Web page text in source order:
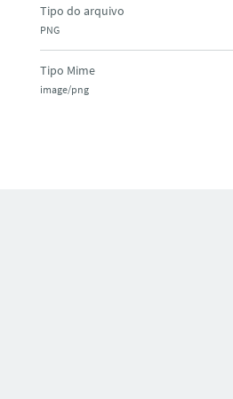
Tipo do arquivo
PNG
Tipo Mime
image/png